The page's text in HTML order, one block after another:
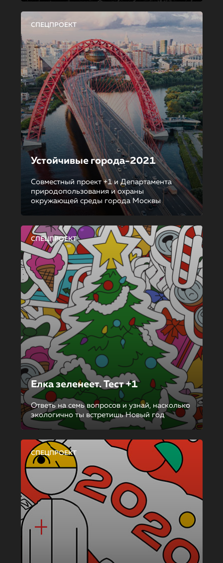
СПЕЦПРОЕКТ
Устойчивые города-2021
Совместный проект +1 и Департамента
природопользования и охраны
окружающей среды города Москвы
СПЕЦПРОЕКТ
Елка зеленеет. Тест +1
Ответь на семь вопросов и узнай, насколько
экологично ты встретишь Новый год
СПЕЦПРОЕКТ